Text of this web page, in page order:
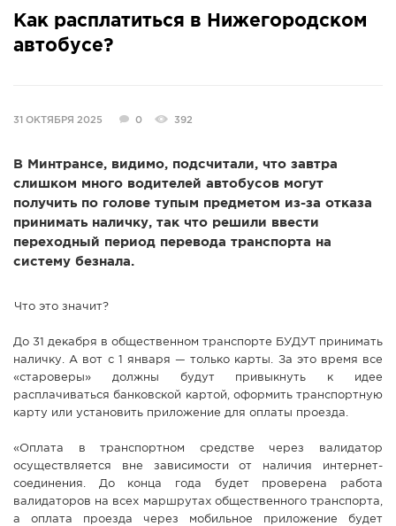
НОВОСТИ
СПРАВОЧНИК
СПРАВКА
КОНКУРСЫ
СТАТЬИ
ПРЕДЛОЖИТЬ НОВОСТЬ
ФОТО
Как расплатиться в Нижегородском
автобусе?
31 ОКТЯБРЯ 2025 0 392
В Минтрансе, видимо, подсчитали, что завтра
слишком много водителей автобусов могут
получить по голове тупым предметом из-за отказа
принимать наличку, так что решили ввести
переходный период перевода транспорта на
систему безнала.
Что это значит?
До 31 декабря в общественном транспорте БУДУТ принимать
наличку. А вот с 1 января — только карты. За это время все
«староверы» должны будут привыкнуть к идее
расплачиваться банковской картой, оформить транспортную
карту или установить приложение для оплаты проезда.
«Оплата в транспортном средстве через валидатор
осуществляется вне зависимости от наличия интернет-
соединения. До конца года будет проверена работа
валидаторов на всех маршрутах общественного транспорта,
а оплата проезда через мобильное приложение будет